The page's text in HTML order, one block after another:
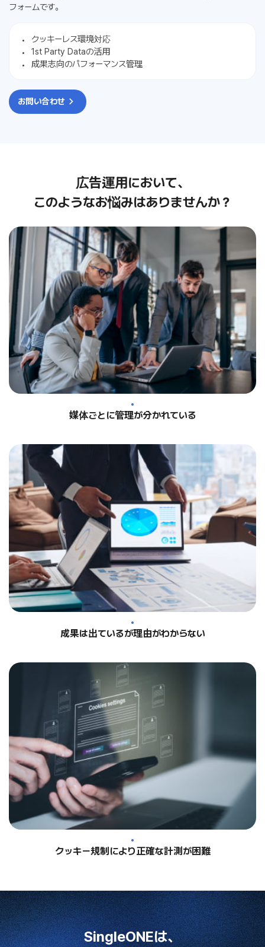
フォームです。
クッキーレス環境対応
1st Party Dataの活用
成果志向のパフォーマンス管理
お問い合わせ
広告運用において、
このようなお悩みはありませんか？
媒体ごとに管理が分かれている
成果は出ているが理由がわからない
クッキー規制により正確な計測が困難
SingleONEは、